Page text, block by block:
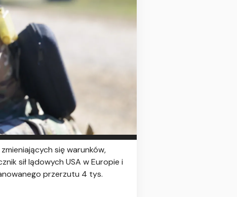
się warunków,
sił lądowych USA w Europie i
przerzutu 4 tys.